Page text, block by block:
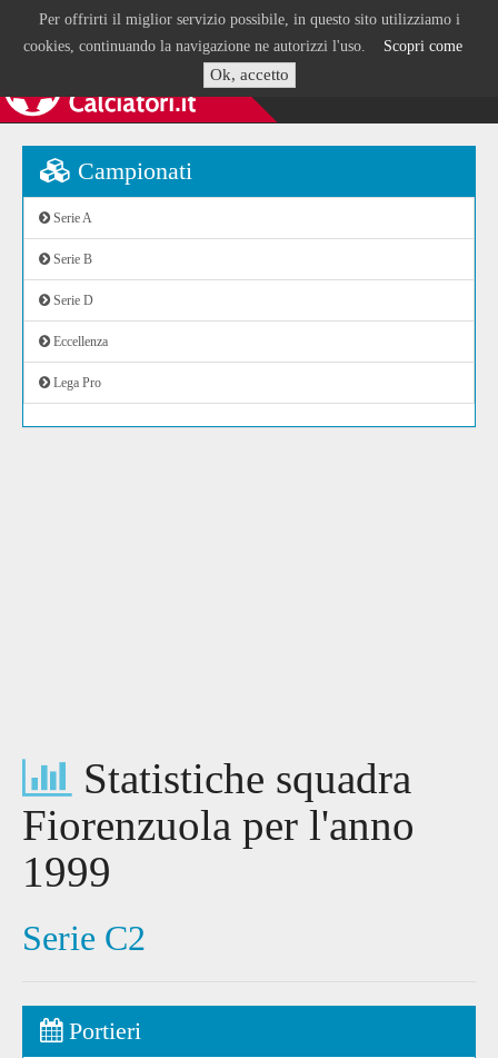
Per offrirti il miglior servizio possibile, in questo sito utilizziamo i
cookies, continuando la navigazione ne autorizzi l'uso. Scopri come
Ok, accetto
Campionati
Serie A
Serie B
Serie D
Eccellenza
Lega Pro
Statistiche squadra
Fiorenzuola per l'anno
1999
Serie C2
Portieri